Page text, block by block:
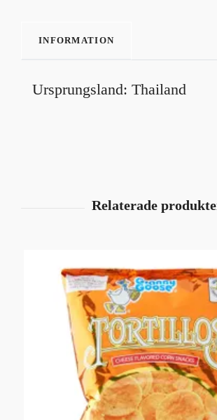
INFORMATION
Ursprungsland: Thailand